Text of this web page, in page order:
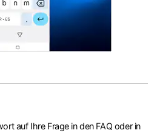
auf Ihre Frage in den FAQ oder in